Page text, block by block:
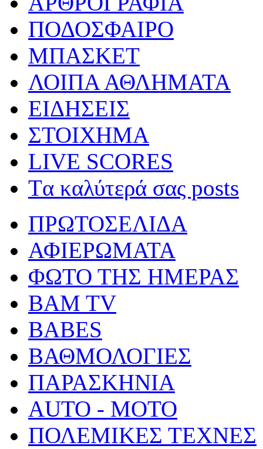
ΠΟΔΟΣΦΑΙΡΟ
ΜΠΑΣΚΕΤ
ΛΟΙΠΑ ΑΘΛΗΜΑΤΑ
ΕΙΔΗΣΕΙΣ
ΣΤΟΙΧΗΜΑ
LIVE SCORES
Tα καλύτερά σας posts
ΠΡΩΤΟΣΕΛΙΔΑ
ΑΦΙΕΡΩΜΑΤΑ
ΦΩΤΟ ΤΗΣ ΗΜΕΡΑΣ
BAM TV
BABES
ΒΑΘΜΟΛΟΓΙΕΣ
ΠΑΡΑΣΚΗΝΙΑ
AUTO - MOTO
ΠΟΛΕΜΙΚΕΣ ΤΕΧΝΕΣ